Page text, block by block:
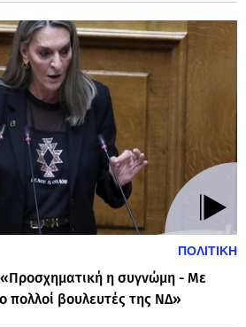
ΠΟΛΙΤΙΚΗ
η συγνώμη - Με
πολλοί βουλευτές της ΝΔ»